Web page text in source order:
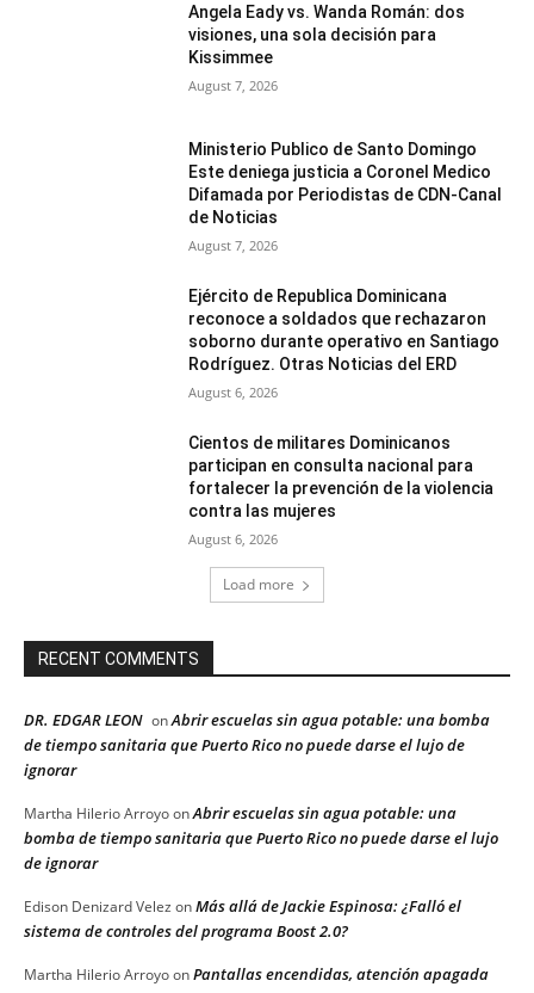
Angela Eady vs. Wanda Román: dos
visiones, una sola decisión para
Kissimmee
August 7, 2026
Ministerio Publico de Santo Domingo
Este deniega justicia a Coronel Medico
Difamada por Periodistas de CDN-Canal
de Noticias
August 7, 2026
Ejército de Republica Dominicana
reconoce a soldados que rechazaron
soborno durante operativo en Santiago
Rodríguez. Otras Noticias del ERD
August 6, 2026
Cientos de militares Dominicanos
participan en consulta nacional para
fortalecer la prevención de la violencia
contra las mujeres
August 6, 2026
Load more
RECENT COMMENTS
DR. EDGAR LEON onAbrir escuelas sin agua potable: una bomba
de tiempo sanitaria que Puerto Rico no puede darse el lujo de
ignorar
Martha Hilerio ArroyoonAbrir escuelas sin agua potable: una
bomba de tiempo sanitaria que Puerto Rico no puede darse el lujo
de ignorar
Edison Denizard Velez onMás allá de Jackie Espinosa: ¿Falló el
sistema de controles del programa Boost 2.0?
Martha Hilerio ArroyoonPantallas encendidas, atención apagada